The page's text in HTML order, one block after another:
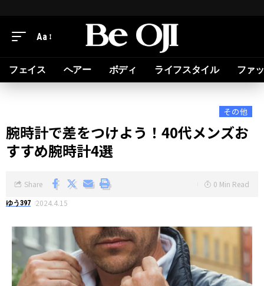
Aa
フェイス ヘアー ボディ ライフスタイル ファ
その他
腕時計で差をつけよう！40代メンズお
すすめ腕時計4選
ゆう397 2024.4.15
Share 0 Min Read